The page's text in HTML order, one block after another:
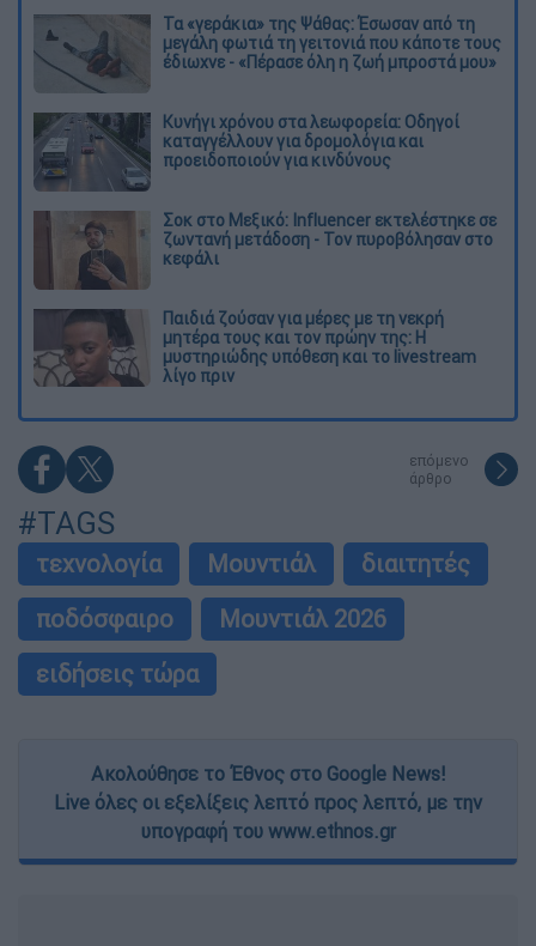
Τα «γεράκια» της Ψάθας: Έσωσαν από τη
μεγάλη φωτιά τη γειτονιά που κάποτε τους
έδιωχνε - «Πέρασε όλη η ζωή μπροστά μου»
Κυνήγι χρόνου στα λεωφορεία: Οδηγοί
καταγγέλλουν για δρομολόγια και
προειδοποιούν για κινδύνους
Σοκ στο Μεξικό: Influencer εκτελέστηκε σε
ζωντανή μετάδοση - Τον πυροβόλησαν στο
κεφάλι
Παιδιά ζούσαν για μέρες με τη νεκρή
μητέρα τους και τον πρώην της: Η
μυστηριώδης υπόθεση και το livestream
λίγο πριν
επόμενο
άρθρο
#TAGS
τεχνολογία Μουντιάλ
διαιτητές
ποδόσφαιρο
Μουντιάλ 2026
ειδήσεις τώρα
Ακολούθησε το Έθνος στο Google News!
Live όλες οι εξελίξεις λεπτό προς λεπτό, με την
υπογραφή του www.ethnos.gr